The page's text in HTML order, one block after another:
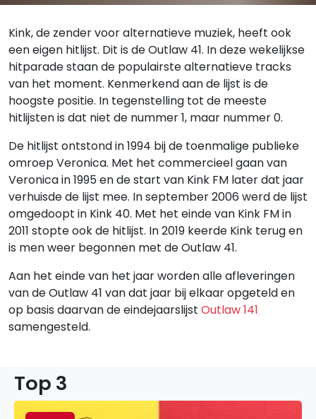
Kink, de zender voor alternatieve muziek, heeft ook
een eigen hitlijst. Dit is de Outlaw 41. In deze wekelijkse
hitparade staan de populairste alternatieve tracks
van het moment. Kenmerkend aan de lijst is de
hoogste positie. In tegenstelling tot de meeste
hitlijsten is dat niet de nummer 1, maar nummer 0.
De hitlijst ontstond in 1994 bij de toenmalige publieke
omroep Veronica. Met het commercieel gaan van
Veronica in 1995 en de start van Kink FM later dat jaar
verhuisde de lijst mee. In september 2006 werd de lijst
omgedoopt in Kink 40. Met het einde van Kink FM in
2011 stopte ook de hitlijst. In 2019 keerde Kink terug en
is men weer begonnen met de Outlaw 41.
Aan het einde van het jaar worden alle afleveringen
van de Outlaw 41 van dat jaar bij elkaar opgeteld en
op basis daarvan de eindejaarslijst Outlaw 141
samengesteld.
Top 3